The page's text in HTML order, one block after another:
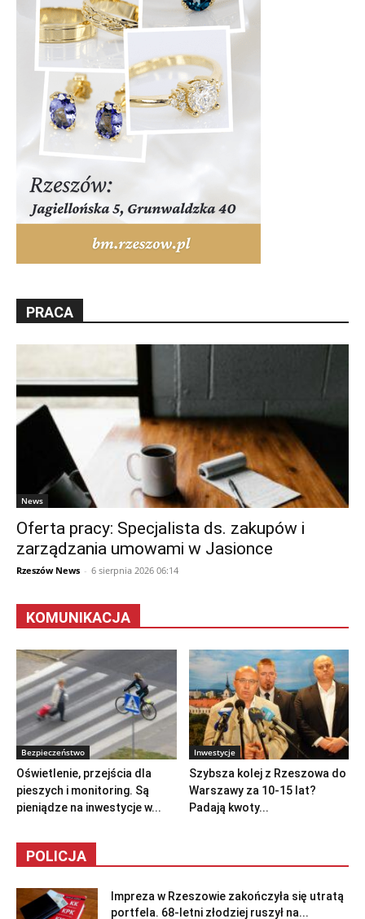
PRACA
News
Oferta pracy: Specjalista ds. zakupów i
zarządzania umowami w Jasionce
Rzeszów News - 6 sierpnia 2026 06:14
KOMUNIKACJA
Bezpieczeństwo
Oświetlenie, przejścia dla
pieszych i monitoring. Są
pieniądze na inwestycje w...
Inwestycje
Szybsza kolej z Rzeszowa do
Warszawy za 10-15 lat?
Padają kwoty...
POLICJA
Impreza w Rzeszowie zakończyła się utratą
portfela. 68-letni złodziej ruszył na...